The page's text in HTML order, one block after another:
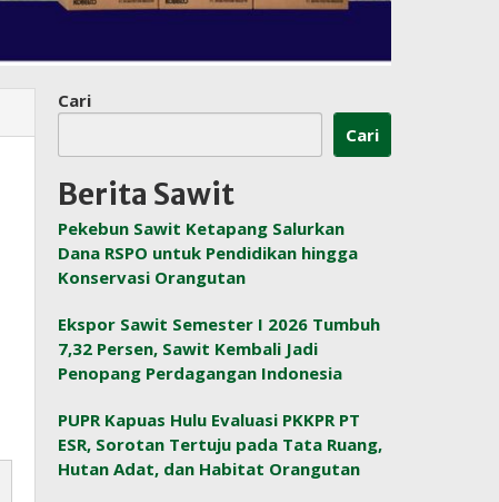
Cari
Cari
Berita Sawit
Pekebun Sawit Ketapang Salurkan
Dana RSPO untuk Pendidikan hingga
Konservasi Orangutan
Ekspor Sawit Semester I 2026 Tumbuh
7,32 Persen, Sawit Kembali Jadi
Penopang Perdagangan Indonesia
PUPR Kapuas Hulu Evaluasi PKKPR PT
ESR, Sorotan Tertuju pada Tata Ruang,
Hutan Adat, dan Habitat Orangutan